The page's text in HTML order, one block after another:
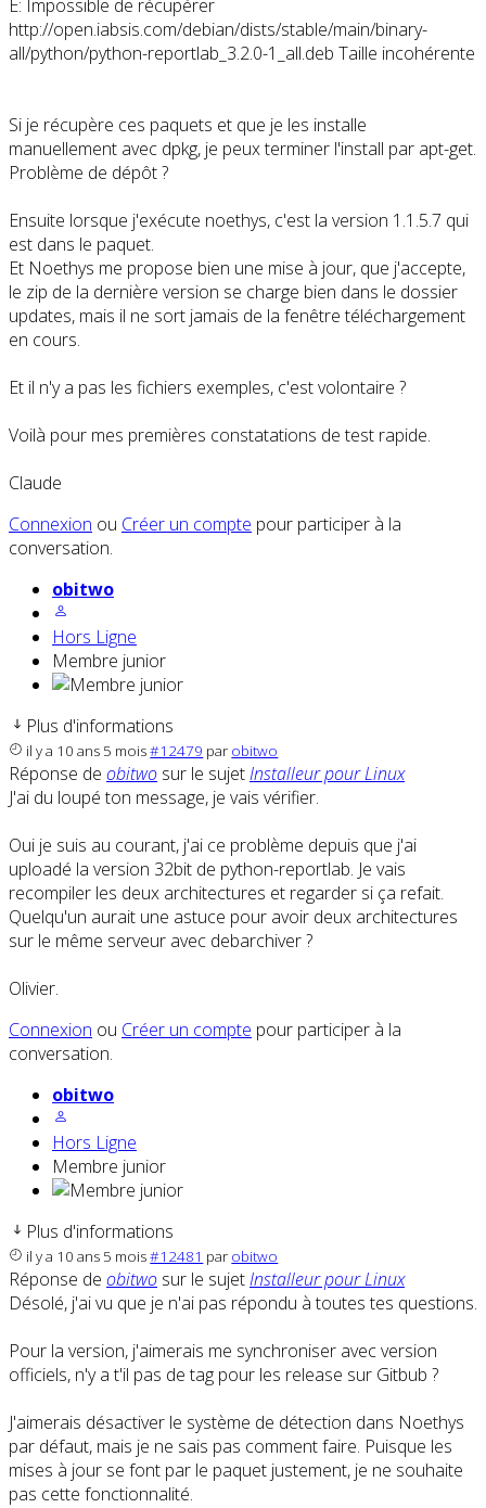
E: Impossible de récupérer
http://open.iabsis.com/debian/dists/stable/main/binary-
all/python/python-reportlab_3.2.0-1_all.deb Taille incohérente
Si je récupère ces paquets et que je les installe
manuellement avec dpkg, je peux terminer l'install par apt-get.
Problème de dépôt ?
Ensuite lorsque j'exécute noethys, c'est la version 1.1.5.7 qui
est dans le paquet.
Et Noethys me propose bien une mise à jour, que j'accepte,
le zip de la dernière version se charge bien dans le dossier
updates, mais il ne sort jamais de la fenêtre téléchargement
en cours.
Et il n'y a pas les fichiers exemples, c'est volontaire ?
Voilà pour mes premières constatations de test rapide.
Claude
Connexion ou Créer un compte pour participer à la
conversation.
obitwo
Hors Ligne
Membre junior
Plus d'informations
il y a 10 ans 5 mois#12479 par obitwo
Réponse de obitwo sur le sujetInstalleur pour Linux
J'ai du loupé ton message, je vais vérifier.
Oui je suis au courant, j'ai ce problème depuis que j'ai
uploadé la version 32bit de python-reportlab. Je vais
recompiler les deux architectures et regarder si ça refait.
Quelqu'un aurait une astuce pour avoir deux architectures
sur le même serveur avec debarchiver ?
Olivier.
Connexion ou Créer un compte pour participer à la
conversation.
obitwo
Hors Ligne
Membre junior
Plus d'informations
il y a 10 ans 5 mois#12481 par obitwo
Réponse de obitwo sur le sujetInstalleur pour Linux
Désolé, j'ai vu que je n'ai pas répondu à toutes tes questions.
Pour la version, j'aimerais me synchroniser avec version
officiels, n'y a t'il pas de tag pour les release sur Gitbub ?
J'aimerais désactiver le système de détection dans Noethys
par défaut, mais je ne sais pas comment faire. Puisque les
mises à jour se font par le paquet justement, je ne souhaite
pas cette fonctionnalité.